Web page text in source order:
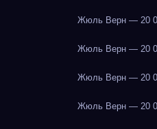
Жюль Верн — 20
Жюль Верн — 20
Жюль Верн — 20
Жюль Верн — 20